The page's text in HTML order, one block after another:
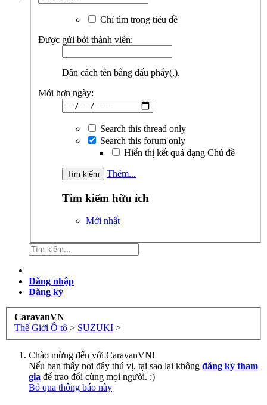
Chỉ tìm trong tiêu đề
Được gửi bởi thành viên:
Dãn cách tên bằng dấu phẩy(,).
Mới hơn ngày:
Search this thread only
Search this forum only
Hiển thị kết quả dạng Chủ đề
Thêm...
Tìm kiếm hữu ích
Mới nhất
Đăng nhập
Đăng ký
CaravanVN
Thế Giới Ô tô > SUZUKI >
Chào mừng đến với CaravanVN!
Nếu bạn thấy nơi đây thú vị, tại sao lại không đăng ký tham
gia để trao đổi cùng mọi người. :)
Bỏ qua thông báo này